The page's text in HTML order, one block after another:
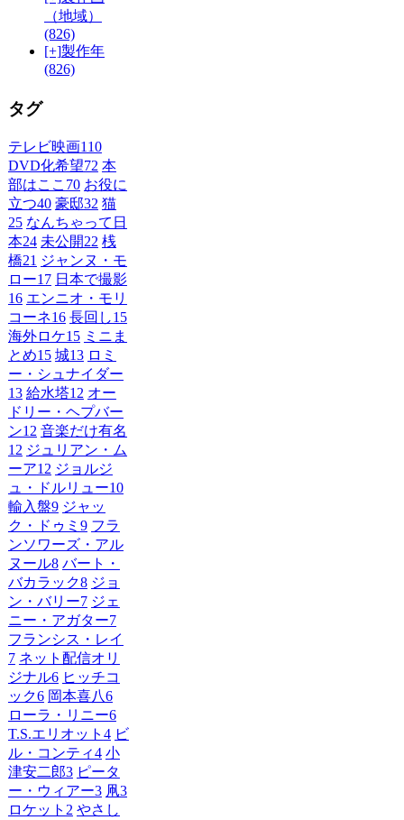
（地域）
(826)
[+]製作年
(826)
タグ
テレビ映画110
DVD化希望72 本
部はここ 70 お役に
立つ40 豪邸32 猫
25 なんちゃって日
本24 未公開22 桟
橋21 ジャンヌ・モ
ロー17 日本で撮影
16 エンニオ・モリ
コーネ16 長回し15
海外ロケ15 ミニま
とめ15 城13 ロミ
ー・シュナイダー
13 給水塔12 オー
ドリー・ヘプバー
ン12 音楽だけ有名
12 ジュリアン・ム
ーア12 ジョルジ
ュ・ドルリュー10
輸入盤9 ジャッ
ク・ドゥミ 9 フラ
ンソワーズ・アル
ヌール8 バート・
バカラック8 ジョ
ン・バリー7 ジェ
ニー・アガター7
フランシス・レイ
7 ネット配信オリ
ジナル6 ヒッチコ
ック6 岡本喜八6
ローラ・リニー6
T.S.エリオット 4 ビ
ル・コンティ4 小
津安二郎3 ピータ
ー・ウィアー3 凧3
ロケット 2 やさし